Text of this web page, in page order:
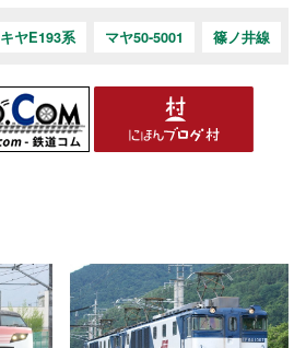
キヤE193系 マヤ50-5001 篠ノ井線